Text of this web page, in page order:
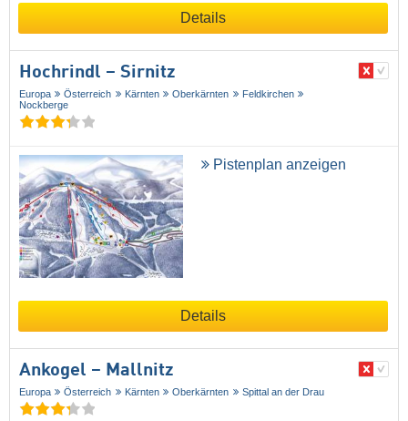
Details
Hochrindl – Sirnitz
Europa Österreich Kärnten Oberkärnten
Feldkirchen
Nockberge
Pistenplan anzeigen
Details
Ankogel – Mallnitz
Europa Österreich Kärnten Oberkärnten Spittal an der Drau